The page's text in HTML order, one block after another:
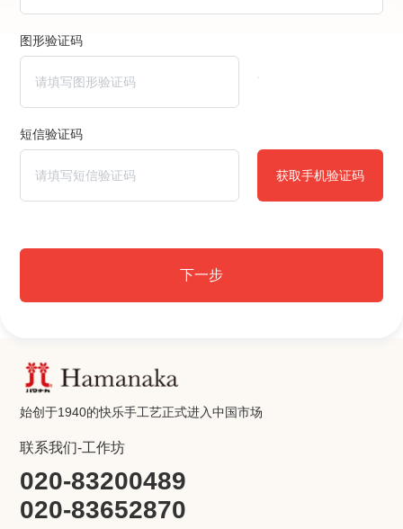
图形验证码
短信验证码
获取手机验证码
下一步
始创于1940的快乐手工艺正式进入中国市场
联系我们-工作坊
020-83200489
020-83652870